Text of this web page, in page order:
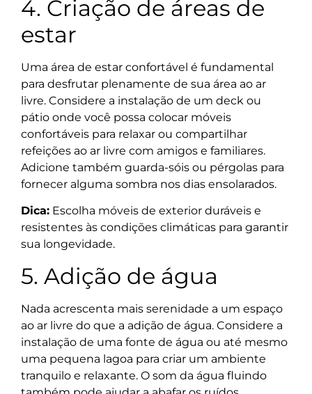
4. Criação de áreas de
estar
Uma área de estar confortável é fundamental
para desfrutar plenamente de sua área ao ar
livre. Considere a instalação de um deck ou
pátio onde você possa colocar móveis
confortáveis para relaxar ou compartilhar
refeições ao ar livre com amigos e familiares.
Adicione também guarda-sóis ou pérgolas para
fornecer alguma sombra nos dias ensolarados.
Dica: Escolha móveis de exterior duráveis e
resistentes às condições climáticas para garantir
sua longevidade.
5. Adição de água
Nada acrescenta mais serenidade a um espaço
ao ar livre do que a adição de água. Considere a
instalação de uma fonte de água ou até mesmo
uma pequena lagoa para criar um ambiente
tranquilo e relaxante. O som da água fluindo